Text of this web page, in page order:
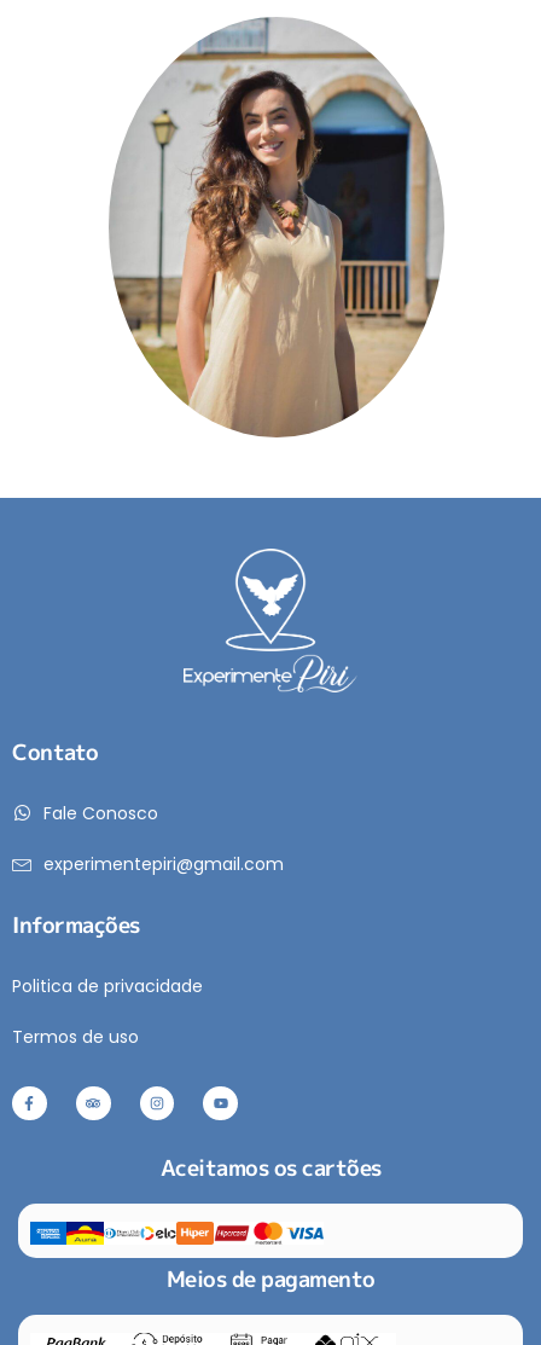
Contato
Fale Conosco
experimentepiri@gmail.com
Informações
Politica de privacidade
Termos de uso
Aceitamos os cartões
Meios de pagamento